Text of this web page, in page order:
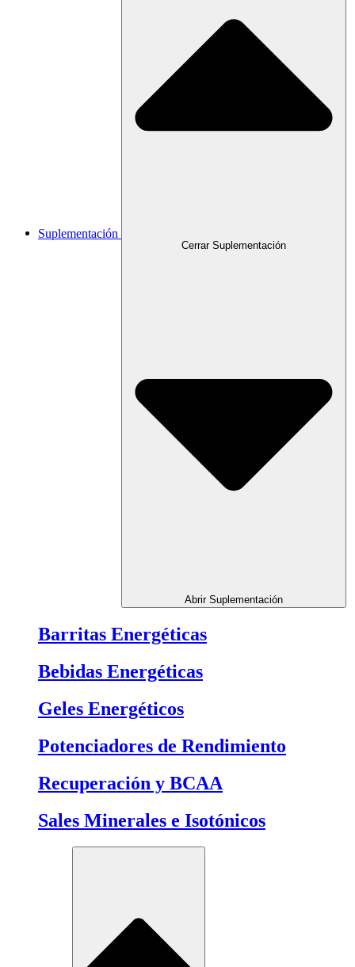
Suplementación
Cerrar Suplementación
Abrir Suplementación
Barritas Energéticas
Bebidas Energéticas
Geles Energéticos
Potenciadores de Rendimiento
Recuperación y BCAA
Sales Minerales e Isotónicos